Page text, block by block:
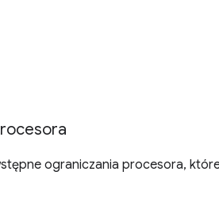
ograniczania procesora,